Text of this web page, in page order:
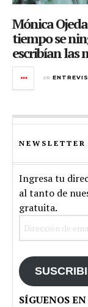
Mónica
tiempo se
escribían las
en
NEWSLETTER
Ingresa tu
al tanto de
gratuita.
SÍGUENOS